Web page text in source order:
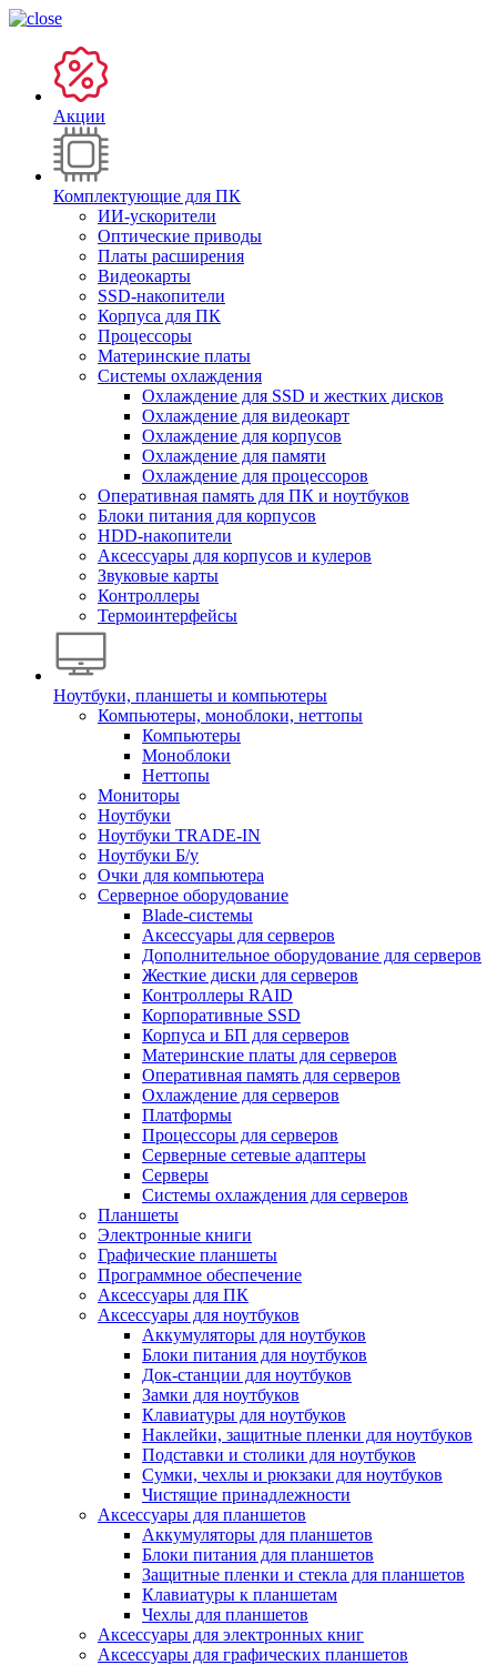
Акции
Комплектующие для ПК
ИИ-ускорители
Оптические приводы
Платы расширения
Видеокарты
SSD-накопители
Корпуса для ПК
Процессоры
Материнские платы
Системы охлаждения
Охлаждение для SSD и жестких дисков
Охлаждение для видеокарт
Охлаждение для корпусов
Охлаждение для памяти
Охлаждение для процессоров
Оперативная память для ПК и ноутбуков
Блоки питания для корпусов
HDD-накопители
Аксессуары для корпусов и кулеров
Звуковые карты
Контроллеры
Термоинтерфейсы
Ноутбуки, планшеты и компьютеры
Компьютеры, моноблоки, неттопы
Компьютеры
Моноблоки
Неттопы
Мониторы
Ноутбуки
Ноутбуки TRADE-IN
Ноутбуки Б/у
Очки для компьютера
Серверное оборудование
Blade-системы
Аксессуары для серверов
Дополнительное оборудование для серверов
Жесткие диски для серверов
Контроллеры RAID
Корпоративные SSD
Корпуса и БП для серверов
Материнские платы для серверов
Оперативная память для серверов
Охлаждение для серверов
Платформы
Процессоры для серверов
Серверные сетевые адаптеры
Серверы
Системы охлаждения для серверов
Планшеты
Электронные книги
Графические планшеты
Программное обеспечение
Аксессуары для ПК
Аксессуары для ноутбуков
Аккумуляторы для ноутбуков
Блоки питания для ноутбуков
Док-станции для ноутбуков
Замки для ноутбуков
Клавиатуры для ноутбуков
Наклейки, защитные пленки для ноутбуков
Подставки и столики для ноутбуков
Сумки, чехлы и рюкзаки для ноутбуков
Чистящие принадлежности
Аксессуары для планшетов
Аккумуляторы для планшетов
Блоки питания для планшетов
Защитные пленки и стекла для планшетов
Клавиатуры к планшетам
Чехлы для планшетов
Аксессуары для электронных книг
Аксессуары для графических планшетов